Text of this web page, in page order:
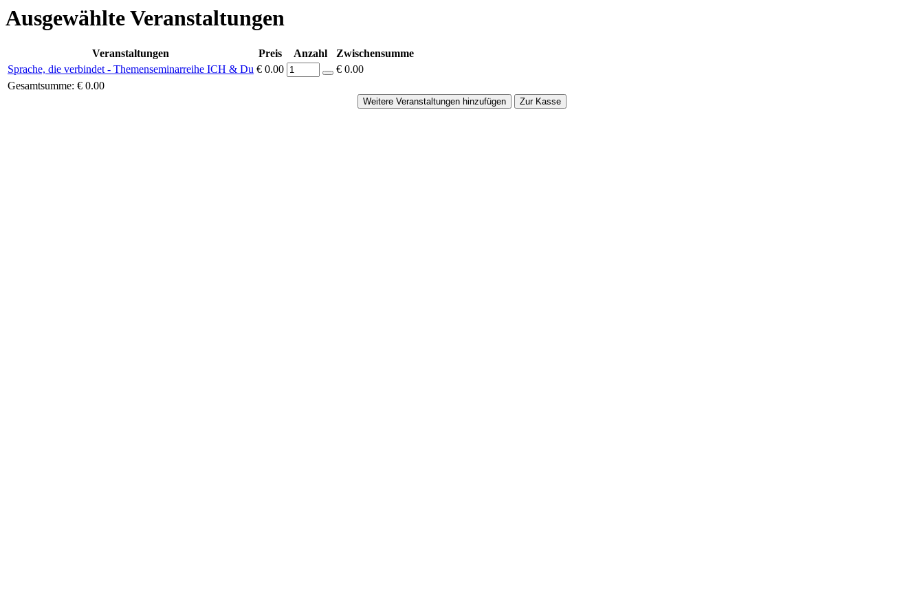
Ausgewählte Veranstaltungen
Veranstaltungen Preis Anzahl
Zwischensumme
Sprache, die verbindet - Themenseminarreihe ICH & Du € 0.00
€ 0.00
Gesamtsumme: € 0.00
Weitere Veranstaltungen hinzufügen Zur Kasse